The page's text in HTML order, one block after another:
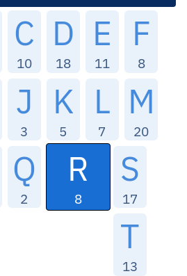
C
10
D
18
E
11
F
8
J
3
K
5
L
7
M
20
Q
2
R
8
S
17
T
13